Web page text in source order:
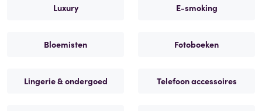
Luxury E-smoking
Bloemisten Fotoboeken
Lingerie & ondergoed Telefoon accessoires